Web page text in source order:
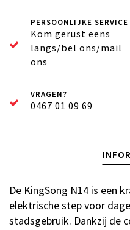
PERSOONLIJKE SERVICE
Kom gerust eens
langs/bel ons/mail
ons
VRAGEN?
0467 01 09 69
De KingSong N14 is een
elektrische step voor
stadsgebruik. Dankzij de